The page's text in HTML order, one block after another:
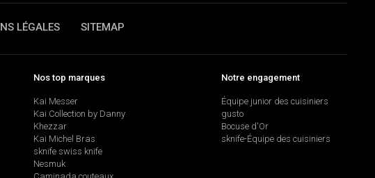
LÉGALES SITEMAP
Nos top marques
Kai Messer
Kai Collection by Danny
Khezzar
Kai Michel Bras
sknife swiss knife
Nesmuk
Notre engagement
Équipe junior des cuisiniers
gusto
Bocuse d'Or
sknife-Équipe des cuisiniers